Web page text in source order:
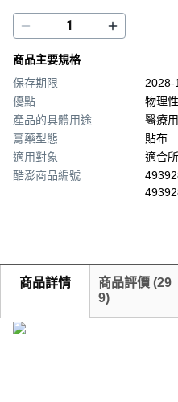
商品主要規格
保存期限
2028-
優點
物理
產品的具體用途
醫療用
膏藥型態
貼布
適用對象
適合
酷澎商品編號
商品詳情 商品評價 (29
9)